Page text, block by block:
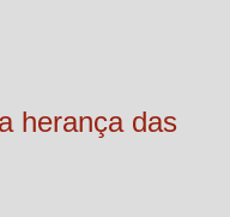
herança das